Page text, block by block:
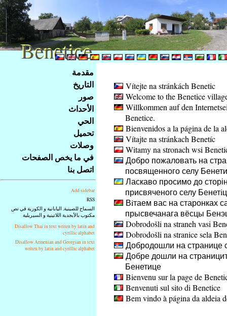
základní
strana
مقدمة
التاريخ
صور
الأحداث
الحي
تحميل
وصلات
في ما يخص الصفحات
اتصل بنا
Add sidebar
RSS
السماح للصينية, اليابانية و الكورية في نص
مكتوب بالأبجدية اللاتينية و السيريلية
Disallow Thai in text writen by latin and
cyrillic alphabet
Disallow Armenian and Georgian in text
writen by latin and cyrillic alphabet
Vítejte na stránkách Benetic
Welcome to the Benetice
Willkommen auf den
Benetice.
Bienvenidos a la página de la
Vítajte na stránkach Benetíc
Witamy na stronach wsi
Добро пожаловать на
посвященного селу
Ласкаво просимо до
присвяченого селу
Вiтаем вас на старонках
прысвечанага вёсцы
Dobrodošli na straneh vasi
Dobrodošli na stranice sela
Добродошли на странице
Добре дошли на
Бенетице
Bienvenu sur la page de
Benvenuti sul sito di Benetice
Bem vindo à página da aldeia
Benetice
Benetice